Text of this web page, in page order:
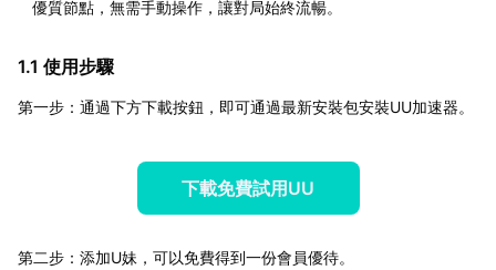
優質節點，無需手動操作，讓對局始終流暢。
1.1 使用步驟
第一步：通過下方下載按鈕，即可通過最新安裝包安裝UU加速器。
下載免費試用UU
第二步：添加U妹，可以免費得到一份會員優待。